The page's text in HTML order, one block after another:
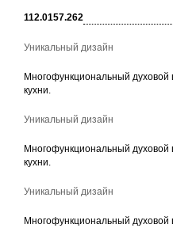
112.0157.262
Уникальный дизайн
Многофункциональный
кухни.
Уникальный дизайн
Многофункциональный
кухни.
Уникальный дизайн
Многофункциональный